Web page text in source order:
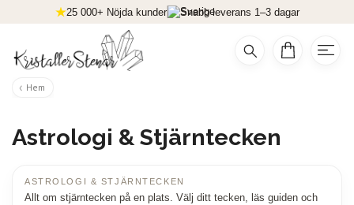
25 000+ Nöjda kunder Snabb leverans 1–3 dagar
Hem
Astrologi & Stjärntecken
ASTROLOGI & STJÄRNTECKEN
Allt om stjärntecken på en plats. Välj ditt tecken, läs guiden och